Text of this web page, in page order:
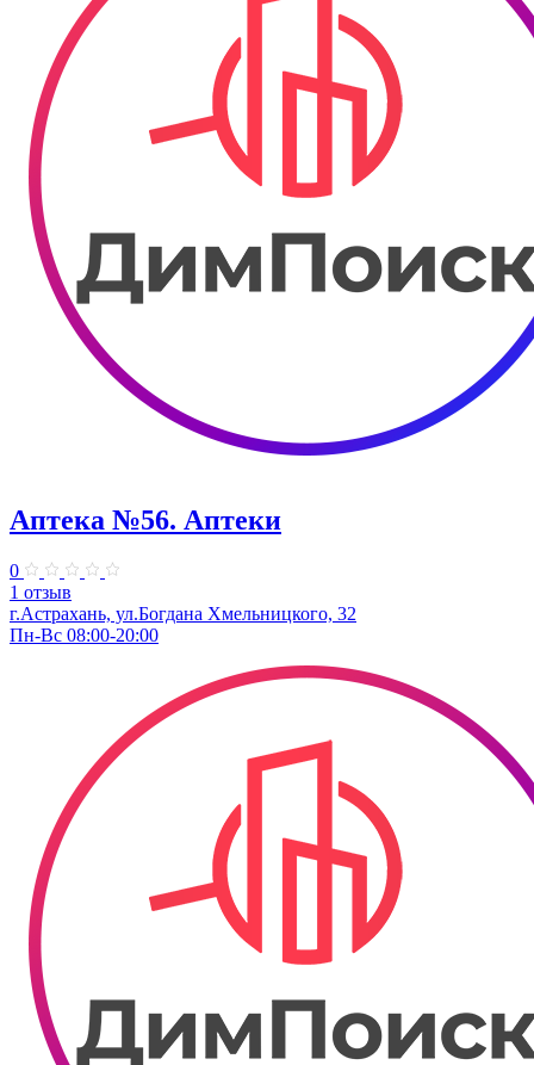
Аптека №56. Аптеки
0
1 отзыв
г.Астрахань, ул.Богдана Хмельницкого, 32
Пн-Вс 08:00-20:00